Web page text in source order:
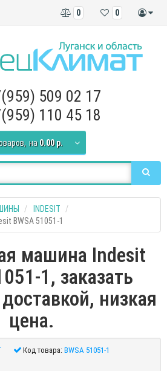
0
0
509 02 17
110 45 18
на 0.00 р.
INDESIT
BWSA 51051-1
машина Indesit
1, заказать
низкая
цена.
Код товара: BWSA 51051-1